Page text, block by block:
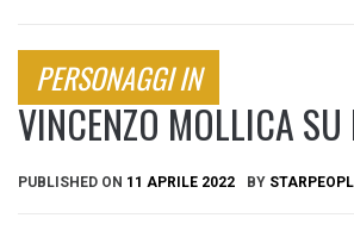
PERSONAGGI IN
VINCENZO MOLLICA SU
PUBLISHED ON 11 APRILE 2022 BY